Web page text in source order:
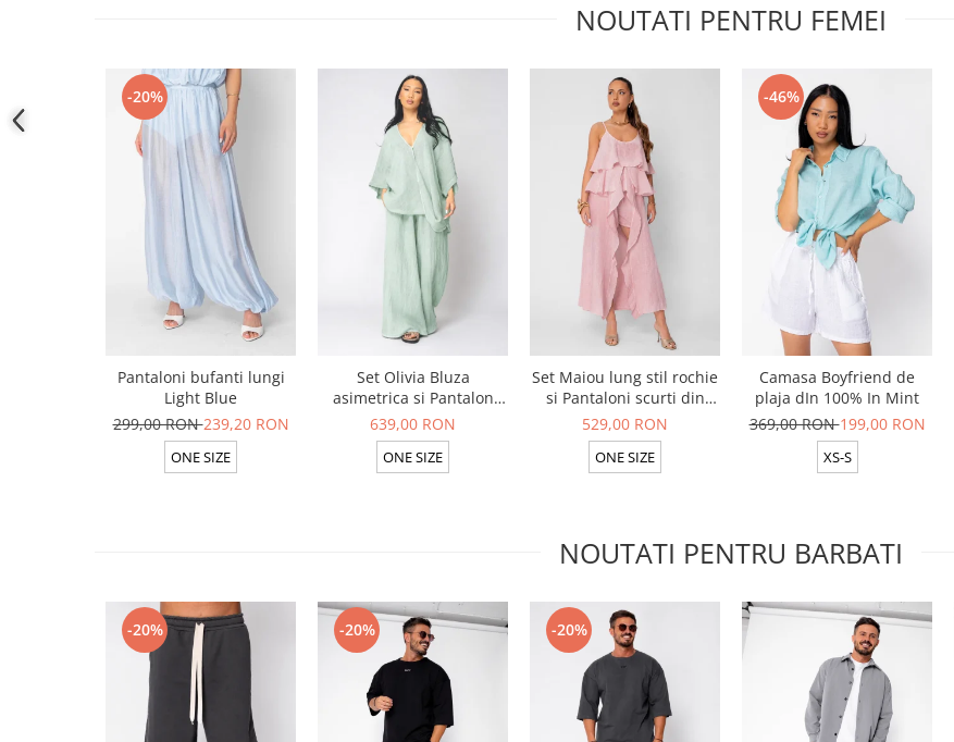
NOUTATI PENTRU FEMEI
-20%
Pantaloni bufanti lungi
Light Blue
299,00 RON239,20 RON
ONE SIZE
Set Olivia Bluza
asimetrica si Pantalon
lung din 100% in Light
Olive
639,00 RON
ONE SIZE
Set Maiou lung stil rochie
si Pantaloni scurti din
100% in Rose
529,00 RON
ONE SIZE
-46%
Camasa Boyfriend de
plaja dIn 100% In Mint
369,00 RON199,00 RON
XS-S
NOUTATI PENTRU BARBATI
-20% -20% -20%